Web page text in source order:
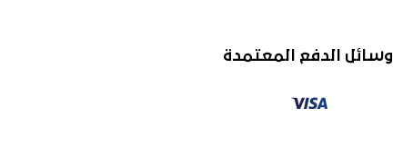
وسائل الدفع المعتمدة